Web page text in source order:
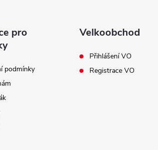
pro
podmínky
Velkoobchod
Přihlášení VO
Registrace VO